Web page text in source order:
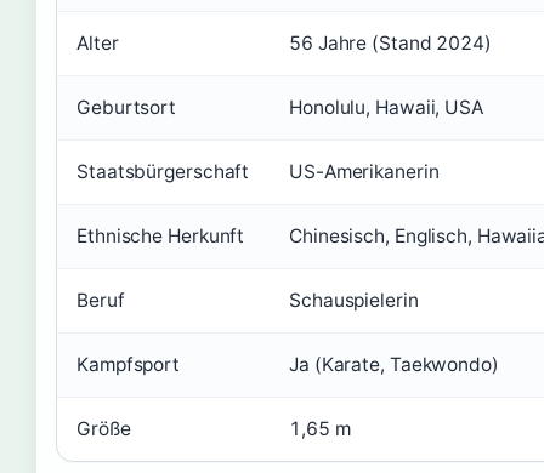
Alter 56 Jahre (Stand 2024)
Geburtsort Honolulu, Hawaii, USA
Staatsbürgerschaft US-Amerikanerin
Ethnische Herkunft Chinesisch, Englisch,
Beruf Schauspielerin
Kampfsport Ja (Karate, Taekwondo)
Größe 1,65 m